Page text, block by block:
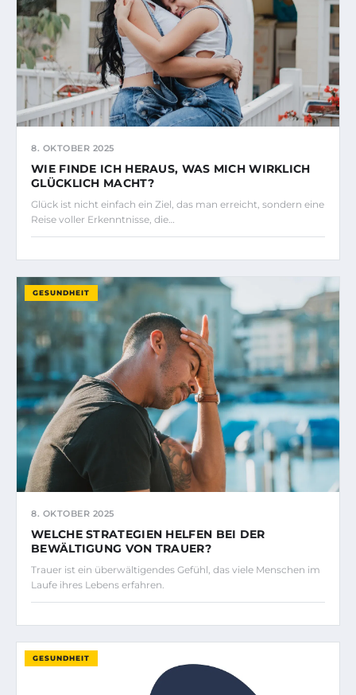
8. OKTOBER 2025
WIE FINDE ICH HERAUS, WAS MICH WIRKLICH
GLÜCKLICH MACHT?
Glück ist nicht einfach ein Ziel, das man erreicht, sondern eine
Reise voller Erkenntnisse, die…
GESUNDHEIT
8. OKTOBER 2025
WELCHE STRATEGIEN HELFEN BEI DER
BEWÄLTIGUNG VON TRAUER?
Trauer ist ein überwältigendes Gefühl, das viele Menschen im
Laufe ihres Lebens erfahren.
GESUNDHEIT